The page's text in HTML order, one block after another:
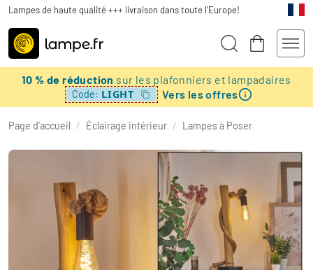
Lampes de haute qualité +++ livraison dans toute l'Europe!
10 % de réduction sur les plafonniers et lampadaires
Code: LIGHT Vers les offres
Page d’accueil / Éclairage intérieur / Lampes à Poser